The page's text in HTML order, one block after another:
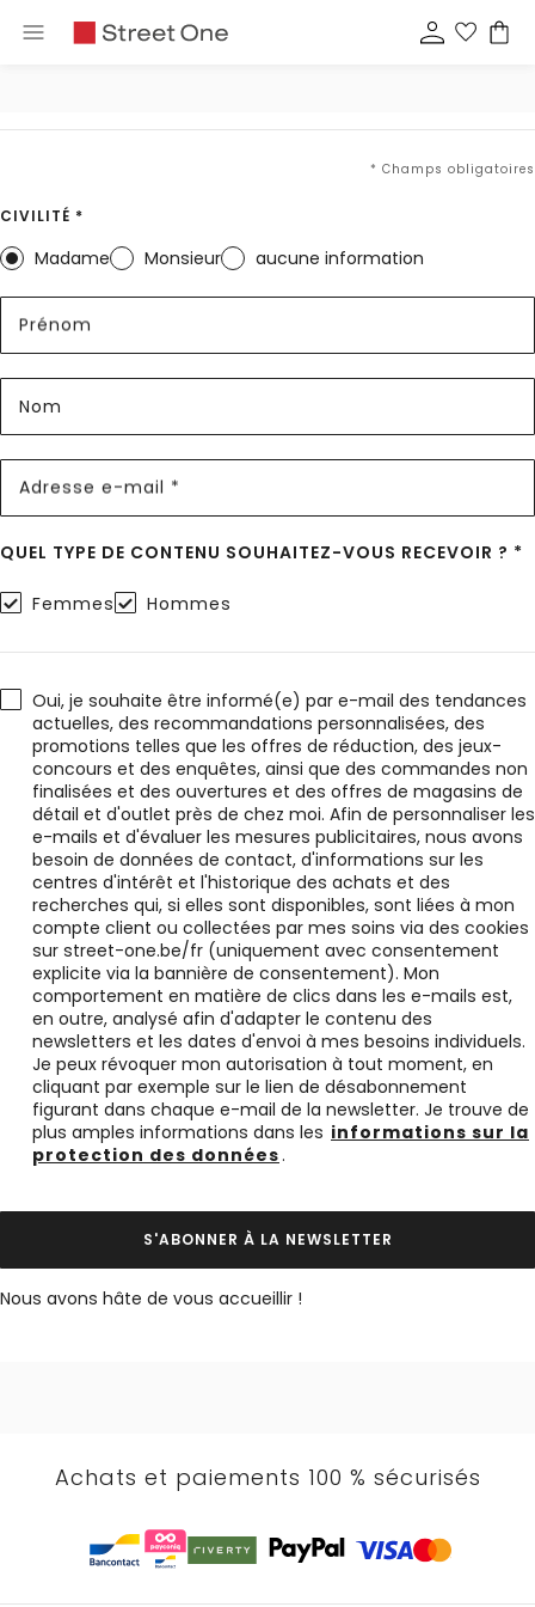
* Champs obligatoires
CIVILITÉ *
Madame Monsieur aucune information
Prénom
Nom
Adresse e-mail *
QUEL TYPE DE CONTENU SOUHAITEZ-VOUS RECEVOIR ? *
Femmes Hommes
Oui, je souhaite être informé(e) par e-mail des tendances
actuelles, des recommandations personnalisées, des
promotions telles que les offres de réduction, des jeux-
concours et des enquêtes, ainsi que des commandes non
finalisées et des ouvertures et des offres de magasins de
détail et d'outlet près de chez moi. Afin de personnaliser les
e-mails et d'évaluer les mesures publicitaires, nous avons
besoin de données de contact, d'informations sur les
centres d'intérêt et l'historique des achats et des
recherches qui, si elles sont disponibles, sont liées à mon
compte client ou collectées par mes soins via des cookies
sur street-one.be/fr (uniquement avec consentement
explicite via la bannière de consentement). Mon
comportement en matière de clics dans les e-mails est,
en outre, analysé afin d'adapter le contenu des
newsletters et les dates d'envoi à mes besoins individuels.
Je peux révoquer mon autorisation à tout moment, en
cliquant par exemple sur le lien de désabonnement
figurant dans chaque e-mail de la newsletter. Je trouve de
plus amples informations dans les informations sur la
protection des données.
S'ABONNER À LA NEWSLETTER
Nous avons hâte de vous accueillir !
Achats et paiements 100 % sécurisés